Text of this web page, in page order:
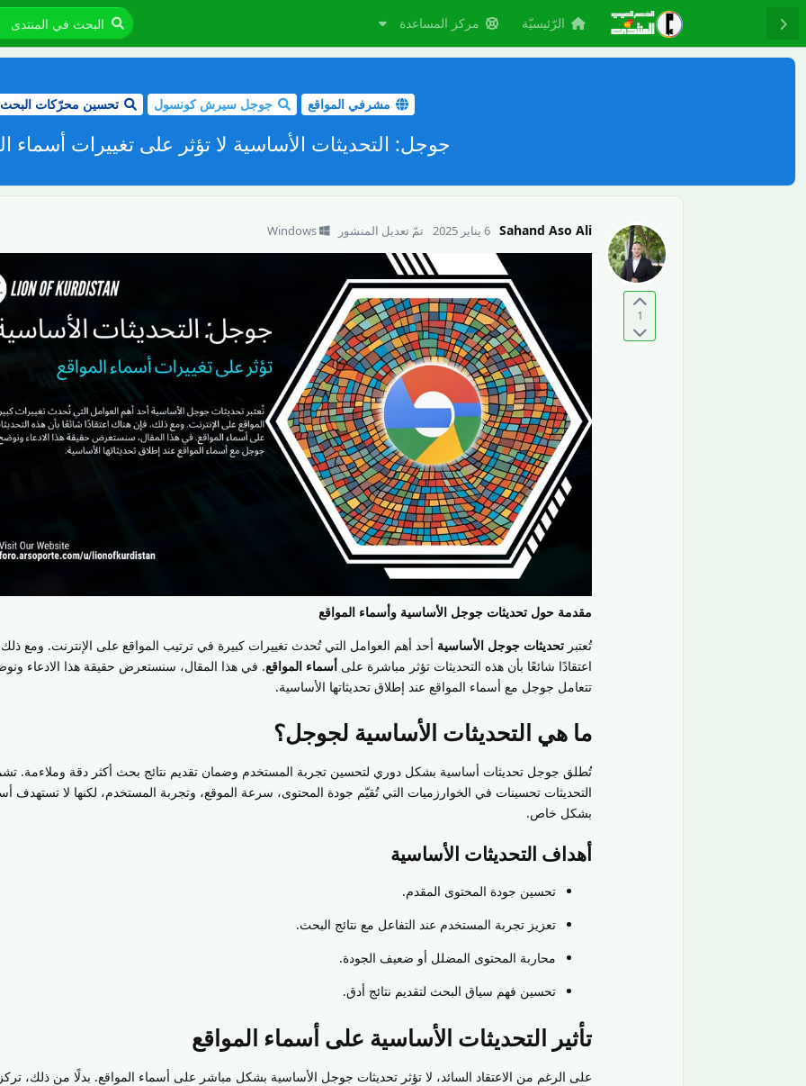
الرّئيسيّة مركز المساعدة
مشرفي المواقع جوجل سيرش كونسول تحسين محرّكات البحث
جوجل: التحديثات الأساسية لا تؤثر على تغييرات أسماء
1
Sahand Aso Ali 6 يناير 2025 تمّ تعديل المنشور Windows
مقدمة حول تحديثات جوجل الأساسية وأسماء المواقع
تُعتبر تحديثات جوجل الأساسية أحد أهم العوامل التي تُحدث تغييرات كبيرة في ترتيب المواقع على الإنترنت. ومع
اعتقادًا شائعًا بأن هذه التحديثات تؤثر مباشرة على أسماء المواقع. في هذا المقال، سنستعرض حقيقة هذا الادعاء
تتعامل جوجل مع أسماء المواقع عند إطلاق تحديثاتها الأساسية.
ما هي التحديثات الأساسية لجوجل؟
تُطلق جوجل تحديثات أساسية بشكل دوري لتحسين تجربة المستخدم وضمان تقديم نتائج بحث أكثر دقة وملاءمة.
التحديثات تحسينات في الخوارزميات التي تُقيّم جودة المحتوى، سرعة الموقع، وتجربة المستخدم، لكنها لا تستهدف
بشكل خاص.
أهداف التحديثات الأساسية
تحسين جودة المحتوى المقدم.
تعزيز تجربة المستخدم عند التفاعل مع نتائج البحث.
محاربة المحتوى المضلل أو ضعيف الجودة.
تحسين فهم سياق البحث لتقديم نتائج أدق.
تأثير التحديثات الأساسية على أسماء المواقع
على الرغم من الاعتقاد السائد، لا تؤثر تحديثات جوجل الأساسية بشكل مباشر على أسماء المواقع. بدلًا من ذلك،